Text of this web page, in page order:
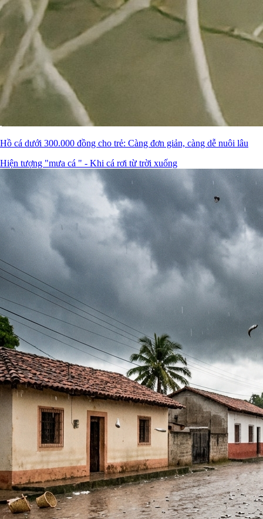
Hồ cá dưới 300.000 đồng cho trẻ: Càng đơn giản, càng dễ nuôi lâu
Hiện tượng "mưa cá " - Khi cá rơi từ trời xuống